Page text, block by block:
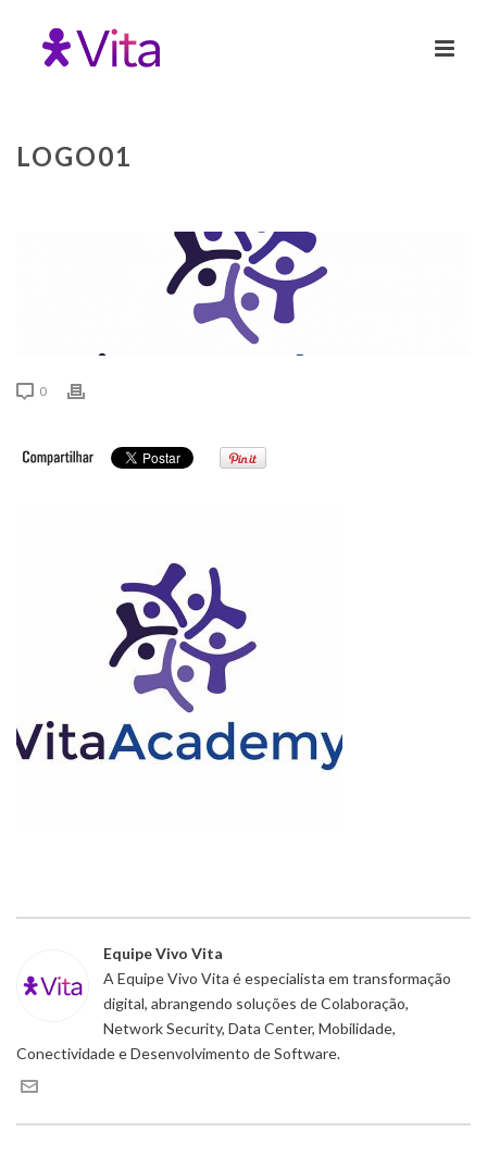
LOGO01
0
Equipe Vivo Vita
A Equipe Vivo Vita é especialista em transformação
digital, abrangendo soluções de Colaboração,
Network Security, Data Center, Mobilidade,
Conectividade e Desenvolvimento de Software.